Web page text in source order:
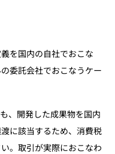
を国内の自社でおこな
委託会社でおこなうケー
、開発した成果物を国内
に該当するため、消費税
。取引が実際におこなわ